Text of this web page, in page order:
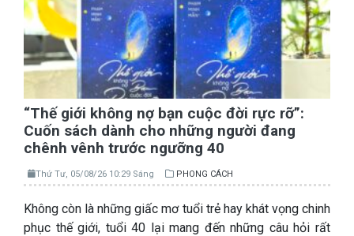
“Thế giới không nợ bạn cuộc đời rực rỡ”:
Cuốn sách dành cho những người đang
chênh vênh trước ngưỡng 40
Thứ Tư, 05/08/26 10:29 Sáng PHONG CÁCH
Không còn là những giấc mơ tuổi trẻ hay khát vọng chinh
phục thế giới, tuổi 40 lại mang đến những câu hỏi rất